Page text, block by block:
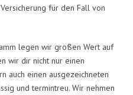
für den Fall von
legen wir großen Wert auf
wir dir nicht nur einen
auch einen ausgezeichneten
und termintreu. Wir nehmen